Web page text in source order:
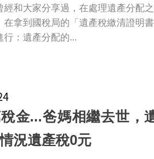
經和大家分享過，在處理遺產分配
在拿到國稅局的「遺產稅繳清證明
行：遺產分配的...
金...爸媽相繼去世，
況遺產稅0元